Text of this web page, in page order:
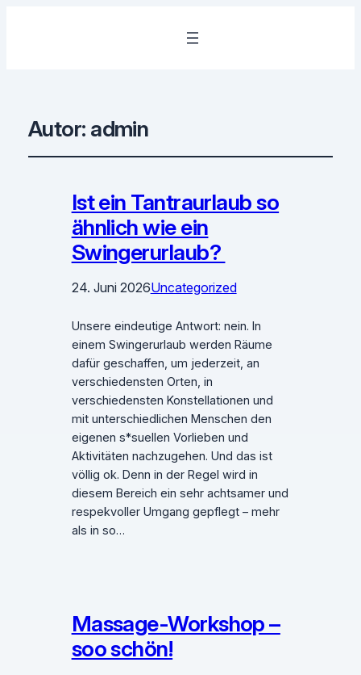
Autor: admin
Ist ein Tantraurlaub so
ähnlich wie ein
Swingerurlaub?
24. Juni 2026Uncategorized
Unsere eindeutige Antwort: nein. In
einem Swingerurlaub werden Räume
dafür geschaffen, um jederzeit, an
verschiedensten Orten, in
verschiedensten Konstellationen und
mit unterschiedlichen Menschen den
eigenen s*suellen Vorlieben und
Aktivitäten nachzugehen. Und das ist
völlig ok. Denn in der Regel wird in
diesem Bereich ein sehr achtsamer und
respekvoller Umgang gepflegt – mehr
als in so…
Massage-Workshop –
soo schön!